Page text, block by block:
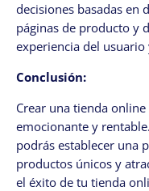
decisiones basadas en
páginas de producto y
experiencia del
Conclusión:
Crear una tienda
emocionante y
podrás establecer una
productos únicos y
el éxito de tu tienda